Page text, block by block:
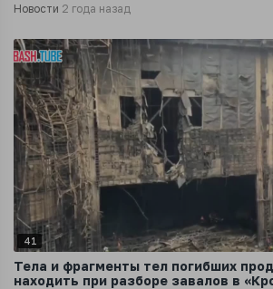
Новости 2 года назад
41
Тела и фрагменты тел погибших
находить при разборе завалов в